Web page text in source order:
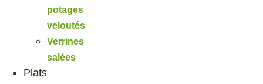
potages
veloutés
Verrines
salées
Plats